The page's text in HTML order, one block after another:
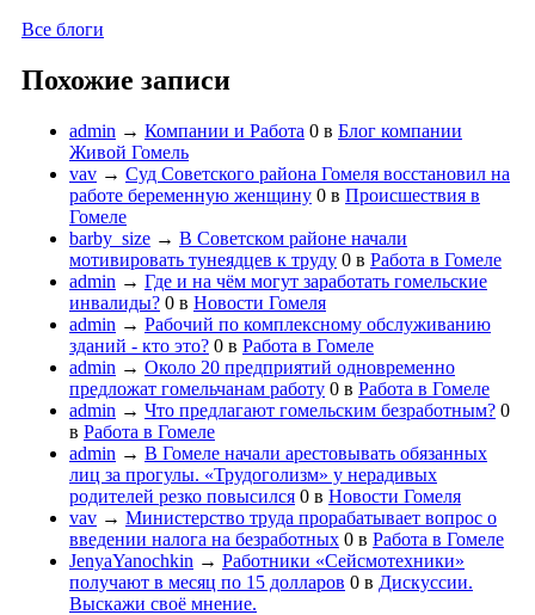
Все блоги
Похожие записи
admin → Компании и Работа 0 в Блог компании
Живой Гомель
vav → Суд Советского района Гомеля восстановил на
работе беременную женщину 0 в Происшествия в
Гомеле
barby_size → В Советском районе начали
мотивировать тунеядцев к труду 0 в Работа в Гомеле
admin → Где и на чём могут заработать гомельские
инвалиды? 0 в Новости Гомеля
admin → Рабочий по комплексному обслуживанию
зданий - кто это? 0 в Работа в Гомеле
admin → Около 20 предприятий одновременно
предложат гомельчанам работу 0 в Работа в Гомеле
admin → Что предлагают гомельским безработным? 0
в Работа в Гомеле
admin → В Гомеле начали арестовывать обязанных
лиц за прогулы. «Трудоголизм» у нерадивых
родителей резко повысился 0 в Новости Гомеля
vav → Министерство труда прорабатывает вопрос о
введении налога на безработных 0 в Работа в Гомеле
JenyaYanochkin → Работники «Сейсмотехники»
получают в месяц по 15 долларов 0 в Дискуссии.
Выскажи своё мнение.